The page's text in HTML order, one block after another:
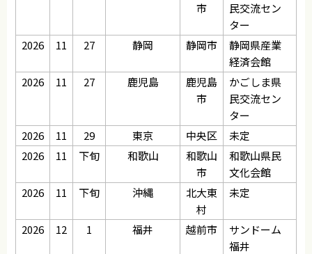
市
民交流セン
ター
2026
11 27 静岡 静岡市
静岡県産業
経済会館
2026
11 27 鹿児島
鹿児島
市
かごしま県
民交流セン
ター
2026
11 29 東京 中央区
未定
2026
11 下旬 和歌山
和歌山
市
和歌山県民
文化会館
2026
11 下旬 沖縄
北大東
村
未定
2026 12 1 福井 越前市
サンドーム
福井